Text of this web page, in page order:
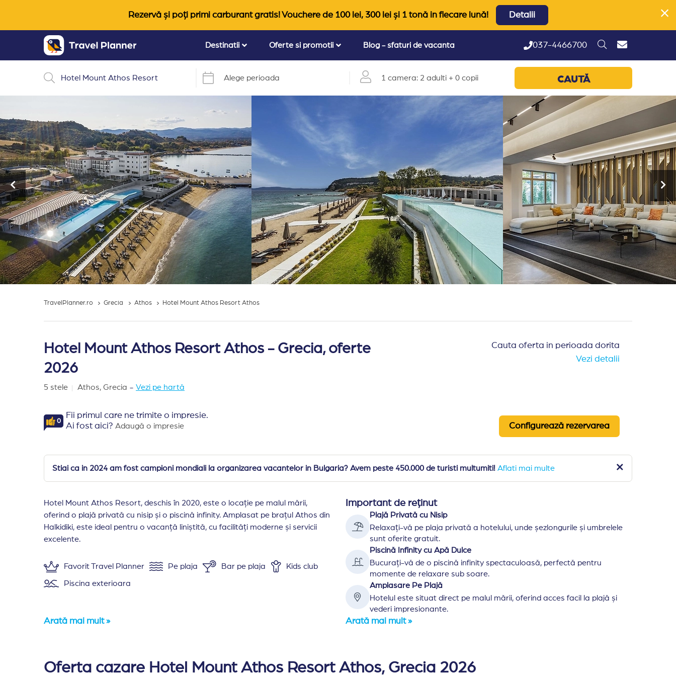
Rezervă și poți primi carburant gratis! Vouchere de 100 lei, 300 lei și 1 tonă in fiecare lună! Detalii
Destinatii Oferte si promotii Blog - sfaturi de vacanta 037-4466700
Alege perioada 1 camera: 2 adulti + 0 copii CAUTĂ
TravelPlanner.ro Grecia Athos Hotel Mount Athos Resort Athos
Hotel Mount Athos Resort Athos - Grecia, oferte
2026
5 stele Athos, Grecia - Vezi pe hartă
Cauta oferta in perioada dorita
Vezi detalii
0
Fii primul care ne trimite o impresie.
Ai fost aici? Adaugă o impresie Configurează rezervarea
Stiai ca in 2024 am fost campioni mondiali la organizarea vacantelor in Bulgaria? Avem peste 450.000 de turisti multumiti! Aflati mai multe
Hotel Mount Athos Resort, deschis în 2020, este o locație pe malul mării,
oferind o plajă privată cu nisip și o piscină infinity. Amplasat pe brațul Athos din
Halkidiki, este ideal pentru o vacanță liniștită, cu facilități moderne și servicii
excelente.
Favorit Travel Planner Pe plaja Bar pe plaja Kids club
Piscina exterioara
Arată mai mult »
Important de reținut
Plajă Privată cu Nisip
Relaxați-vă pe plaja privată a hotelului, unde șezlongurile și umbrelele
sunt oferite gratuit.
Piscină Infinity cu Apă Dulce
Bucurați-vă de o piscină infinity spectaculoasă, perfectă pentru
momente de relaxare sub soare.
Amplasare Pe Plajă
Hotelul este situat direct pe malul mării, oferind acces facil la plajă și
vederi impresionante.
Arată mai mult »
Oferta cazare Hotel Mount Athos Resort Athos, Grecia 2026